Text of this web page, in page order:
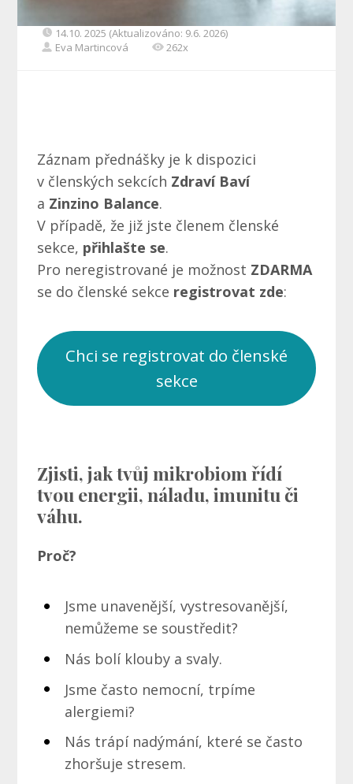
14.10. 2025 (Aktualizováno: 9.6. 2026)
Eva Martincová
262x
Záznam přednášky je k dispozici
v členských sekcích Zdraví Baví
a Zinzino Balance.
V případě, že již jste členem členské
sekce, přihlašte se.
Pro neregistrované je možnost ZDARMA
se do členské sekce registrovat zde:
Chci se registrovat do členské
sekce
Zjisti, jak tvůj mikrobiom řídí
tvou energii, náladu, imunitu či
váhu.
Proč?
Jsme unavenější, vystresovanější,
nemůžeme se soustředit?
Nás bolí klouby a svaly.
Jsme často nemocní, trpíme
alergiemi?
Nás trápí nadýmání, které se často
zhoršuje stresem.